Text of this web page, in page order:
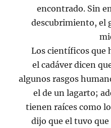
encontrado. Sin
descubrimiento, el
Los científicos que
el cadáver dicen
algunos rasgos
el de un lagarto;
tienen raíces como
dijo que el tuvo